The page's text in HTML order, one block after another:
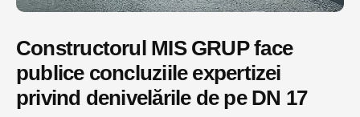
Constructorul MIS GRUP face
publice concluziile expertizei
privind denivelările de pe DN 17